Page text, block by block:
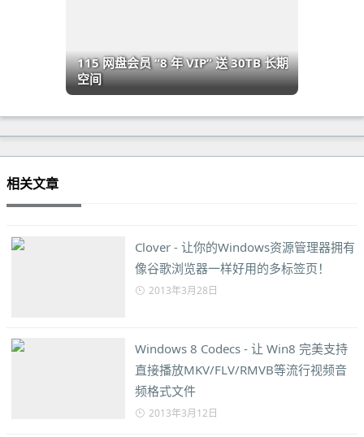
115 网盘会员 “8 年 VIP” 送 30TB 长期
空间
相关文章
Clover - 让你的Windows资源管理器拥有
像谷歌浏览器一样好用的多标签页！
2013年3月28日
Windows 8 Codecs - 让 Win8 完美支持
直接播放MKV/FLV/RMVB等流行视频音
频格式文件
2013年3月12日